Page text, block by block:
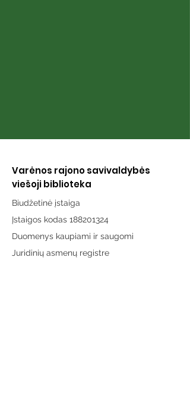
Varėnos rajono savivaldybės
viešoji biblioteka
Biudžetinė įstaiga
Įstaigos kodas 188201324
Duomenys kaupiami ir saugomi
Juridinių asmenų registre